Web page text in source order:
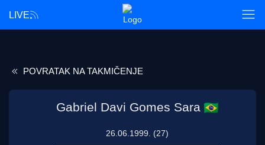
LIVE
POVRATAK NA TAKMIČENJE
Gabriel Davi Gomes Sara
26.06.1999. (27)